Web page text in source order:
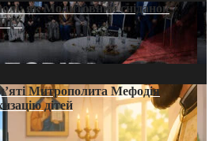
як Молитовний сніданок
Митрополита Мефодія
дітей